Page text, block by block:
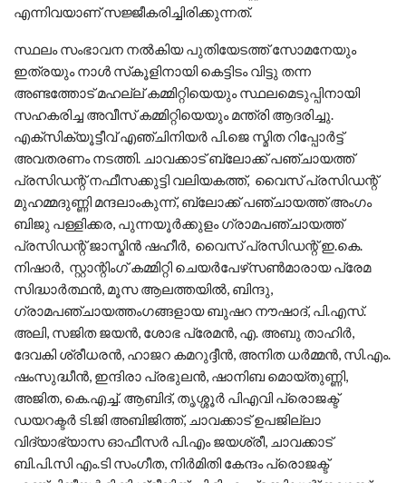
എന്നിവയാണ് സജ്ജീകരിച്ചിരിക്കുന്നത്.
സ്ഥലം സംഭാവന നൽകിയ പുതിയേടത്ത് സോമനേയും
ഇത്രയും നാൾ സ്‌കൂളിനായി കെട്ടിടം വിട്ടു തന്ന
അണ്ടത്തോട് മഹല്ല് കമ്മിറ്റിയെയും സ്ഥലമെടുപ്പിനായി
സഹകരിച്ച അവീസ് കമ്മിറ്റിയെയും മന്ത്രി ആദരിച്ചു.
എക്സിക്യൂട്ടീവ് എഞ്ചിനിയർ പി.ജെ സ്മിത റിപ്പോർട്ട്
അവതരണം നടത്തി. ചാവക്കാട് ബ്ലോക്ക് പഞ്ചായത്ത്
പ്രസിഡന്റ് നഫീസക്കുട്ടി വലിയകത്ത്, വൈസ് പ്രസിഡന്റ്
മുഹമ്മദുണ്ണി മന്ദലാംകുന്ന്, ബ്ലോക്ക് പഞ്ചായത്ത് അം​ഗം
ബിജു പള്ളിക്കര, പുന്നയൂർക്കുളം ഗ്രാമപഞ്ചായത്ത്
പ്രസിഡന്റ് ജാസ്മിൻ ഷഹീർ, വൈസ് പ്രസിഡന്റ് ഇ.കെ.
നിഷാർ, സ്റ്റാന്റിംഗ് കമ്മിറ്റി ചെയർപേഴ്‌സൺമാരായ പ്രേമ
സിദ്ധാർത്ഥൻ, മൂസ ആലത്തയിൽ, ബിന്ദു,
ഗ്രാമപഞ്ചായത്തം​ഗങ്ങളായ ബുഷറ നൗഷാദ്, പി.എസ്.
അലി, സജിത ജയൻ, ശോഭ പ്രേമൻ, എ. അബു താഹിർ,
ദേവകി ശ്രീധരൻ, ഹാജറ കമറുദ്ദീൻ, അനിത ധർമ്മൻ, സി.എം.
ഷംസുദ്ധീൻ, ഇന്ദിരാ പ്രഭുലൻ, ഷാനിബ മൊയ്‌തുണ്ണി,
അജിത, കെ.എച്ച്. ആബിദ്, തൃശ്ശൂർ പിഎവി പ്രൊജക്ട്
ഡയറക്ടർ ടി.ജി അബിജിത്ത്, ചാവക്കാട് ഉപജില്ലാ
വിദ്യാഭ്യാസ ഓഫീസർ പി.എം ജയശ്രീ, ചാവക്കാട്
ബി.പി.സി എം.ടി സംഗീത, നിർമിതി കേന്ദം പ്രൊജക്ട്